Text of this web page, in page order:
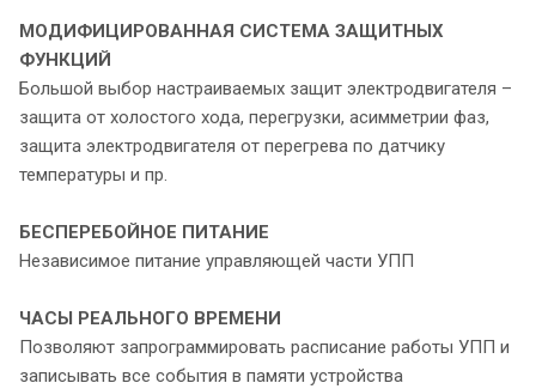
МОДИФИЦИРОВАННАЯ СИСТЕМА ЗАЩИТНЫХ
ФУНКЦИЙ
Большой выбор настраиваемых защит электродвигателя –
защита от холостого хода, перегрузки, асимметрии фаз,
защита электродвигателя от перегрева по датчику
температуры и пр.
БЕСПЕРЕБОЙНОЕ ПИТАНИЕ
Независимое питание управляющей части УПП
ЧАСЫ РЕАЛЬНОГО ВРЕМЕНИ
Позволяют запрограммировать расписание работы УПП и
записывать все события в памяти устройства